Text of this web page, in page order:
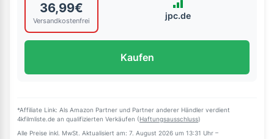
jpc.de
36,99€
Versandkostenfrei
Kaufen
*Affiliate Link: Als Amazon Partner und Partner anderer Händler verdient
4kfilmliste.de an qualifizierten Verkäufen (Haftungsausschluss)
Alle Preise inkl. MwSt. Aktualisiert am: 7. August 2026 um 13:31 Uhr –